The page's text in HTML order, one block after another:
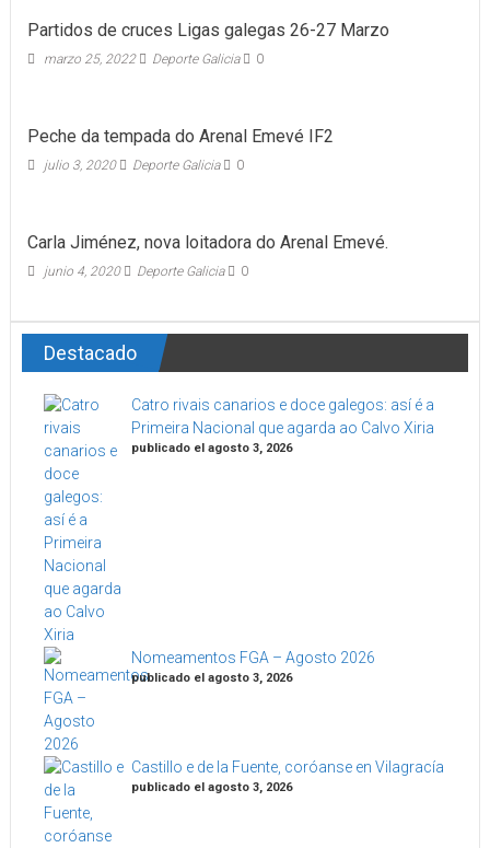
Partidos de cruces Ligas galegas 26-27 Marzo
marzo 25, 2022 Deporte Galicia 0
Peche da tempada do Arenal Emevé IF2
julio 3, 2020 Deporte Galicia 0
Carla Jiménez, nova loitadora do Arenal Emevé.
junio 4, 2020 Deporte Galicia 0
Destacado
Catro rivais canarios e doce galegos: así é a
Primeira Nacional que agarda ao Calvo Xiria
publicado el agosto 3, 2026
Nomeamentos FGA – Agosto 2026
publicado el agosto 3, 2026
Castillo e de la Fuente, coróanse en Vilagracía
publicado el agosto 3, 2026